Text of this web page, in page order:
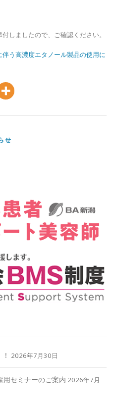
しましたので、ご確認ください。
う高濃度エタノール製品の使用に
せ
2026年7月30日
用セミナーのご案内 2026年7月